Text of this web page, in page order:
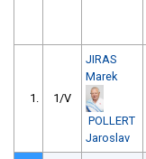
1. 1/V
JIRAS
Marek
POLLERT
Jaroslav